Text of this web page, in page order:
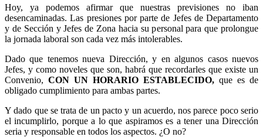
Hoy, ya podemos afirmar que nuestras previsiones no iban
desencaminadas. Las presiones por parte de Jefes de Departamento
y de Sección y Jefes de Zona hacia su personal para que prolongue
la jornada laboral son cada vez más intolerables.
Dado que tenemos nueva Dirección, y en algunos casos nuevos
Jefes, y como noveles que son, habrá que recordarles que existe un
Convenio, CON UN HORARIO ESTABLECIDO, que es de
obligado cumplimiento para ambas partes.
Y dado que se trata de un pacto y un acuerdo, nos parece poco serio
el incumplirlo, porque a lo que aspiramos es a tener una Dirección
seria y responsable en todos los aspectos. ¿O no?